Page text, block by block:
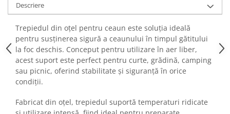
Descriere
Trepiedul din oțel pentru ceaun este soluția ideală
pentru susținerea sigură a ceaunului în timpul gătitului
la foc deschis. Conceput pentru utilizare în aer liber,
acest suport este perfect pentru curte, grădină, camping
sau picnic, oferind stabilitate și siguranță în orice
condiții.
Fabricat din oțel, trepiedul suportă temperaturi ridicate